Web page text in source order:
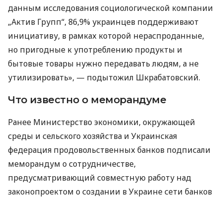
данным исследования социологической компании
„Актив Групп“, 86,9% украинцев поддерживают
инициативу, в рамках которой нераспроданные,
но пригодные к употреблению продукты и
бытовые товары нужно передавать людям, а не
утилизировать», — подытожил Шкрабатовский.
Что известно о меморандуме
Ранее Министерство экономики, окружающей
среды и сельского хозяйства и Украинская
федерация продовольственных банков подписали
меморандум о сотрудничестве,
предусматривающий совместную работу над
законопроектом о создании в Украине сети банков